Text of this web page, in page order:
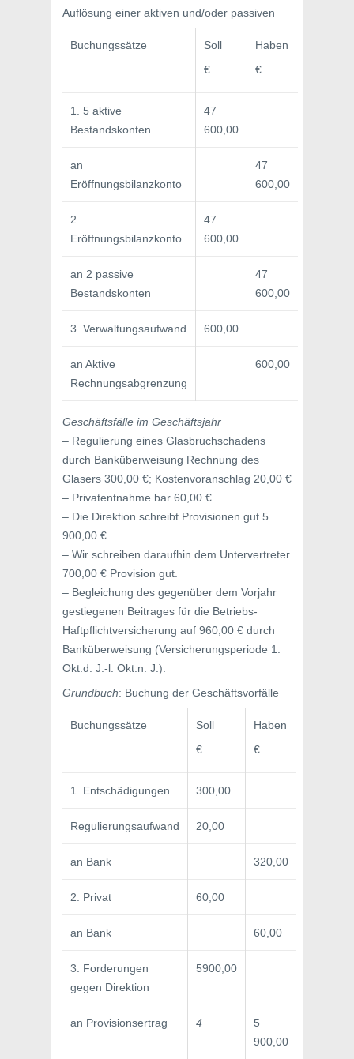
Auflösung einer aktiven und/oder passiven
Buchungssätze
Soll
€
Haben
€
1. 5 aktive
Bestandskonten
47
600,00
an
Eröffnungsbilanzkonto
47
600,00
2.
Eröffnungsbilanzkonto
47
600,00
an 2 passive
Bestandskonten
47
600,00
3. Verwaltungsaufwand 600,00
an Aktive
Rechnungsabgrenzung
600,00
Geschäftsfälle im Geschäftsjahr
– Regulierung eines Glasbruchschadens
durch Banküberweisung Rechnung des
Glasers 300,00 €; Kostenvoranschlag 20,00 €
– Privatentnahme bar 60,00 €
– Die Direktion schreibt Provisionen gut 5
900,00 €.
– Wir schreiben daraufhin dem Untervertreter
700,00 € Provision gut.
– Begleichung des gegenüber dem Vorjahr
gestiegenen Beitrages für die Betriebs-
Haftpflichtversicherung auf 960,00 € durch
Banküberweisung (Versicherungsperiode 1.
Okt.d. J.-l. Okt.n. J.).
Grundbuch: Buchung der Geschäftsvorfälle
Buchungssätze
Soll
€
Haben
€
1. Entschädigungen 300,00
Regulierungsaufwand 20,00
an Bank 320,00
2. Privat 60,00
an Bank 60,00
3. Forderungen
gegen Direktion
5900,00
an Provisionsertrag 4
5
900,00